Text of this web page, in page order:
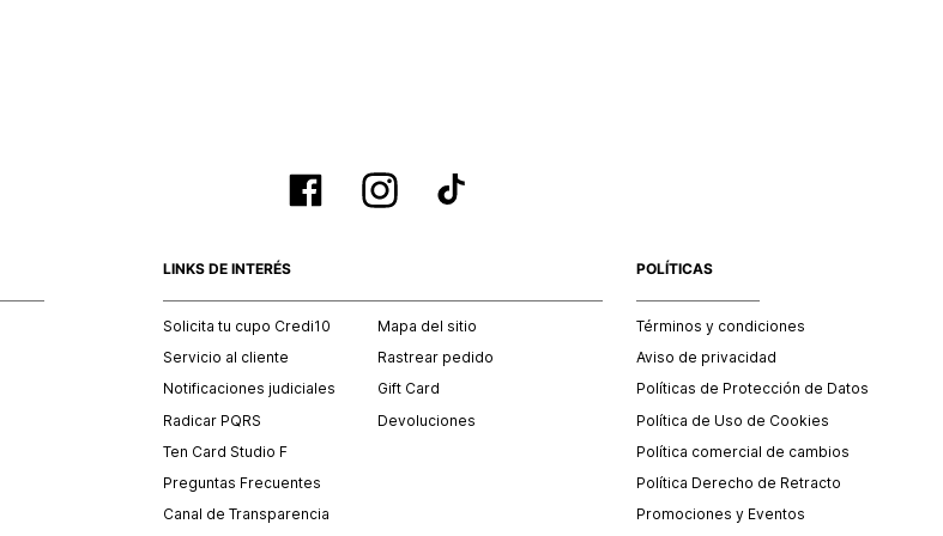
LINKS DE INTERÉS
Solicita tu cupo Credi10
Servicio al cliente
Notificaciones judiciales
Radicar PQRS
Ten Card Studio F
Preguntas Frecuentes
Canal de Transparencia
Mapa del sitio
Rastrear pedido
Gift Card
Devoluciones
POLÍTICAS
Términos y condiciones
Aviso de privacidad
Políticas de Protección de Datos
Política de Uso de Cookies
Política comercial de cambios
Política Derecho de Retracto
Promociones y Eventos